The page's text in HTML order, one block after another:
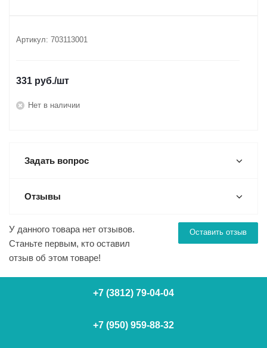
Артикул: 703113001
331 руб./шт
Нет в наличии
Задать вопрос
Отзывы
Оставить отзыв
У данного товара нет отзывов.
Станьте первым, кто оставил
отзыв об этом товаре!
+7 (3812) 79-04-04
+7 (950) 959-88-32